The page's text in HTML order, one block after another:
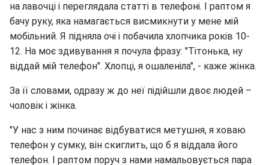
на лавочці і переглядала статті в телефоні. І раптом я
бачу руку, яка намагається висмикнути у мене мій
мобільний. Я підняла очі і побачила хлопчика років 10-
12. На моє здивування я почула фразу: "Тітонька, ну
віддай мій телефон". Хлопці, я ошаленіла", - каже жінка.
За її словами, одразу ж до неї підійшли двоє людей –
чоловік і жінка.
"У нас з ним починає відбуватися метушня, я ховаю
телефон у сумку, він скиглить, що б я віддала його
телефон. І раптом поруч з нами намальовується пара